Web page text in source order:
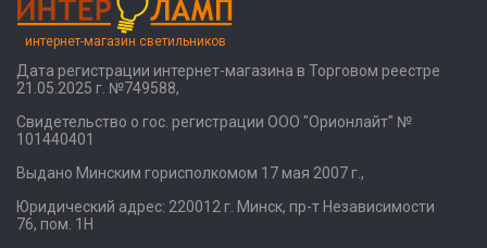
интернет-магазин светильников
Дата регистрации интернет-магазина в Торговом реестре
21.05.2025 г. №749588,
Свидетельство о гос. регистрации ООО "Орионлайт" №
101440401
Выдано Минским горисполкомом 17 мая 2007 г.,
Юридический адрес: 220012 г. Минск, пр-т Независимости
76, пом. 1Н